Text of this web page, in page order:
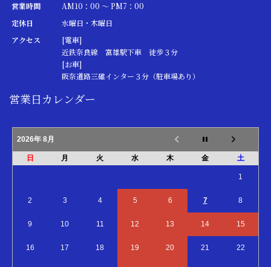
営業時間
AM10：00 ～ PM7：00
定休日
水曜日・木曜日
アクセス
[電車]
近鉄奈良線 富雄駅下車 徒歩３分
[お車]
阪奈道路三碓インター３分（駐車場あり）
営業日カレンダー
2026年 8月
日 月 火 水 木 金 土
1
2 3 4 5 6 7 8
9 10 11 12 13 14 15
16 17 18 19 20 21 22